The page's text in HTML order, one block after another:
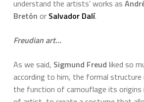
understand the artists’ works as
Bretón or Salvador Dalí.
Freudian art…
As we said, Sigmund Freud liked so
according to him, the formal structure
the function of camouflage its origins